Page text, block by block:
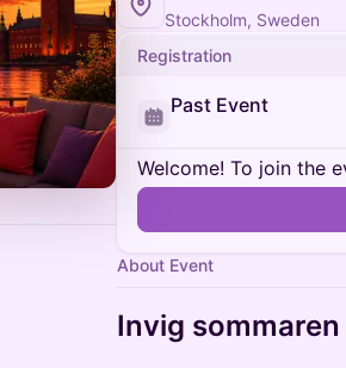
Stockholm, Sweden
Registration
Past Event
Welcome! To join the
About Event
Invig sommaren